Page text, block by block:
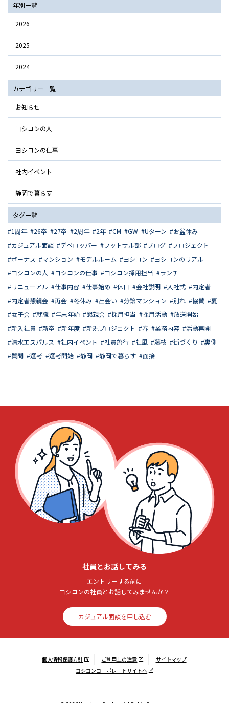
年別一覧
2026
2025
2024
カテゴリー一覧
お知らせ
ヨシコンの人
ヨシコンの仕事
社内イベント
静岡で暮らす
タグ一覧
1周年
26卒 27卒 2周年 2年 CM GW Uターン
お盆休み
カジュアル面談
デベロッパー フットサル部 ブログ
プロジェクト
ボーナス
マンション モデルルーム ヨシコン
ヨシコンのリアル
ヨシコンの人
ヨシコンの仕事 ヨシコン採用担当
ランチ
リニューアル
仕事内容 仕事始め 休日 会社説明 入社式
内定者
内定者懇親会
再会 冬休み 出会い 分譲マンション 別れ 協賛
夏
女子会
就職 年末年始 懇親会 採用担当 採用活動
放送開始
新入社員
新卒 新年度 新規プロジェクト 春 業務内容
活動再開
清水エスパルス
社内イベント 社員旅行 社風 藤枝 街づくり
裏側
質問
選考 選考開始 静岡 静岡で暮らす 面接
社員とお話してみる
エントリーする前に
ヨシコンの社員とお話してみませんか？
カジュアル面談を申し込む
個人情報保護方針 ご利用上の注意
サイトマップ
ヨシコンコーポレートサイトへ